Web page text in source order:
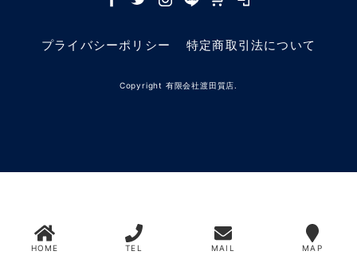
プライバシーポリシー 特定商取引法について
Copyright 有限会社渡田質店.
HOME TEL MAIL MAP